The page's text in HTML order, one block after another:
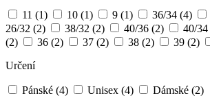
11 (1) 10 (1) 9 (1) 36/34 (4)
26/32 (2) 38/32 (2) 40/36 (2) 40/34
(2)
36 (2) 37 (2) 38 (2) 39 (2)
Určení
Pánské (4) Unisex (4) Dámské (2)